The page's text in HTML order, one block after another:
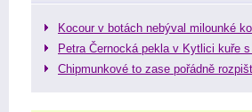
Kocour v botách nebýval milounké
Petra Černocká pekla v Kytlici kuře
Chipmunkové to zase pořádně